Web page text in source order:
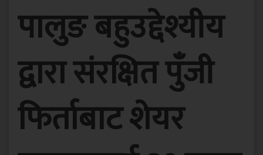
पालुङ बहुउद्देश्यीय
द्वारा संरक्षित पुँजी
फिर्ताबाट शेयर